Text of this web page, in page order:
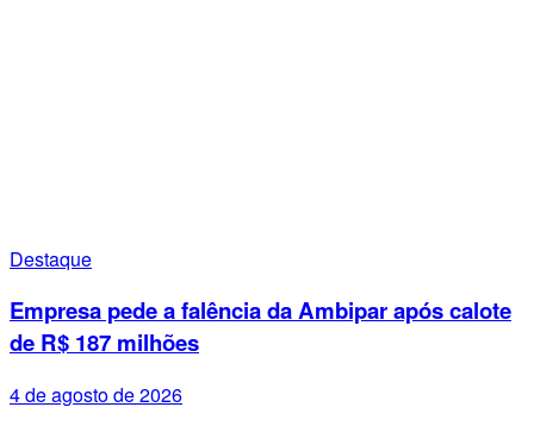
Destaque
Empresa pede a falência da Ambipar após calote
de R$ 187 milhões
4 de agosto de 2026